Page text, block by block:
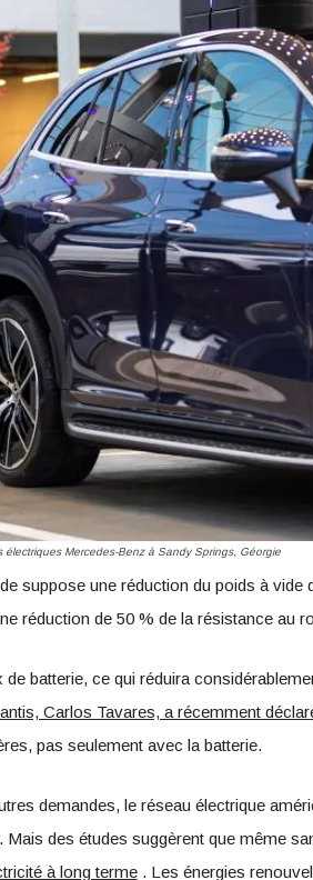
électriques Mercedes-Benz à Sandy Springs, Géorgie
suppose une réduction du poids à vide
réduction de 50 % de la résistance au
batterie, ce qui réduira
Carlos Tavares, a récemment
pas seulement avec la batterie.
demandes, le réseau électrique
Mais des études suggèrent que même
à long terme. Les énergies